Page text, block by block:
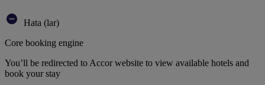
Hata (lar)
Core booking engine
You’ll be redirected to Accor website to view available hotels and
book your stay